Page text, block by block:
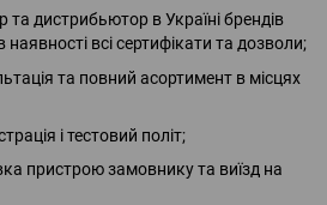
та дистрибьютор в Україні брендів
всі сертифікати та дозволи;
та повний асортимент в місцях
і тестовий політ;
пристрою замовнику та виїзд на